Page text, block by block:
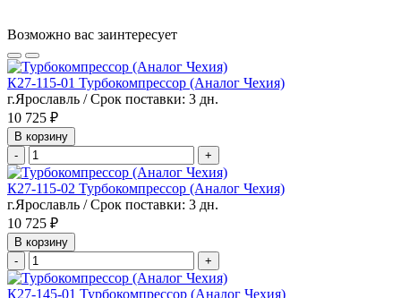
Возможно вас заинтересует
К27-115-01 Турбокомпрессор (Аналог Чехия)
г.Ярославль / Срок поставки: 3 дн.
10 725 ₽
В корзину
-
+
К27-115-02 Турбокомпрессор (Аналог Чехия)
г.Ярославль / Срок поставки: 3 дн.
10 725 ₽
В корзину
-
+
К27-145-01 Турбокомпрессор (Аналог Чехия)